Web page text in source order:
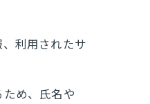
利用されたサ
め、氏名や